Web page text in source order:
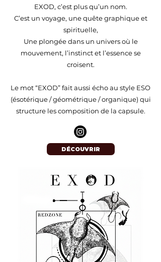
EXOD, c’est plus qu’un nom.
C’est un voyage, une quête graphique et
spirituelle,
Une plongée dans un univers où le
mouvement, l’instinct et l’essence se
croisent.
Le mot “EXOD” fait aussi écho au style ESO
(ésotérique / géométrique / organique) qui
structure les composition de la capsule.
DÉCOUVRIR